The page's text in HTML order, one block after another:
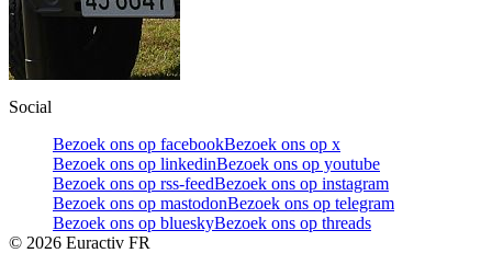
Social
Bezoek ons op facebookBezoek ons op x
Bezoek ons op linkedinBezoek ons op youtube
Bezoek ons op rss-feedBezoek ons op instagram
Bezoek ons op mastodonBezoek ons op telegram
Bezoek ons op blueskyBezoek ons op threads
© 2026 Euractiv FR